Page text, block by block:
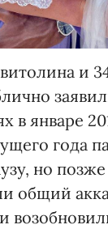
и
в январе
года
но
общий